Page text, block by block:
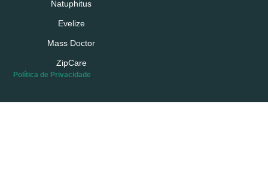
Natuphitus
Evelize
Mass Doctor
ZipCare
Política de Privacidade